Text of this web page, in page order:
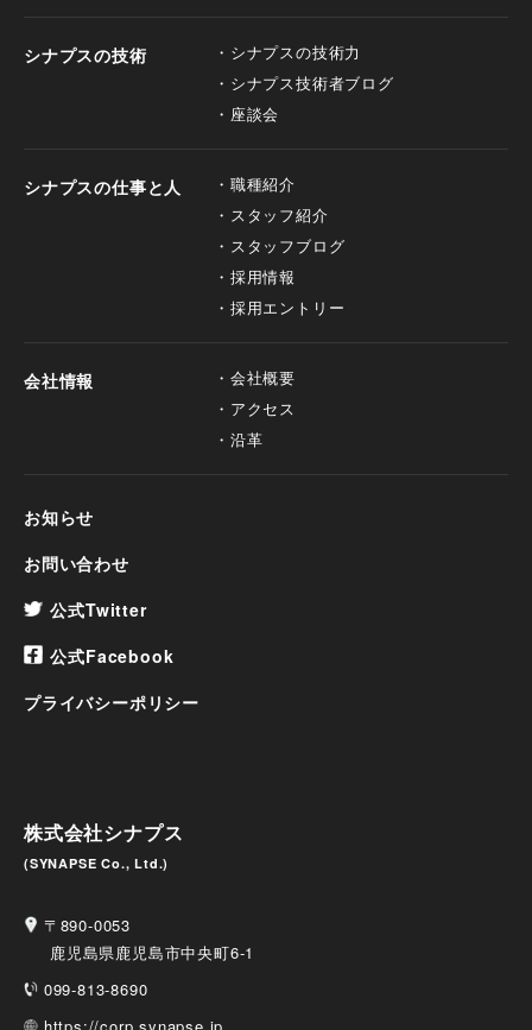
株式会社シナプス
(SYNAPSE Co., Ltd.)
〒890-0053
鹿児島県鹿児島市中央町6-1
099-813-8690
シナプスの技術
シナプスの技術力
シナプス技術者ブログ
座談会
シナプスの仕事と人
職種紹介
スタッフ紹介
スタッフブログ
採用情報
採用エントリー
会社情報
会社概要
アクセス
沿革
お知らせ
お問い合わせ
公式Twitter
公式Facebook
プライバシーポリシー